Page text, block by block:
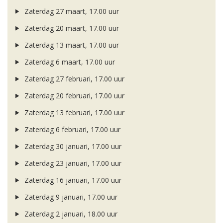
Zaterdag 27 maart, 17.00 uur
Zaterdag 20 maart, 17.00 uur
Zaterdag 13 maart, 17.00 uur
Zaterdag 6 maart, 17.00 uur
Zaterdag 27 februari, 17.00 uur
Zaterdag 20 februari, 17.00 uur
Zaterdag 13 februari, 17.00 uur
Zaterdag 6 februari, 17.00 uur
Zaterdag 30 januari, 17.00 uur
Zaterdag 23 januari, 17.00 uur
Zaterdag 16 januari, 17.00 uur
Zaterdag 9 januari, 17.00 uur
Zaterdag 2 januari, 18.00 uur